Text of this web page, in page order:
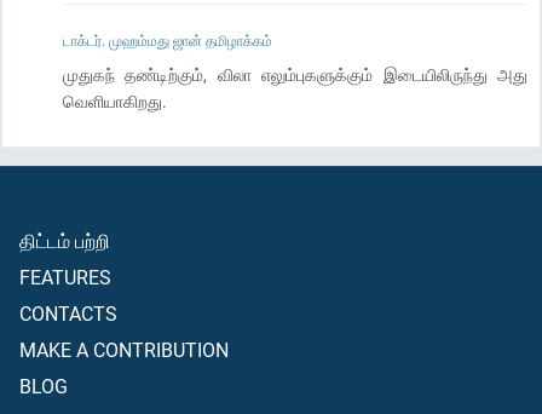
டாக்டர். முஹம்மது ஜான் தமிழாக்கம்
முதுகந் தண்டிற்கும், விலா எலும்புகளுக்கும் இடையிலிருந்து அது
வெளியாகிறது.
திட்டம் பற்றி
FEATURES
CONTACTS
MAKE A CONTRIBUTION
BLOG